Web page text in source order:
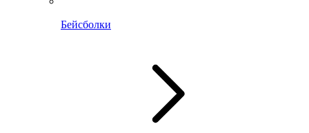
Бейсболки